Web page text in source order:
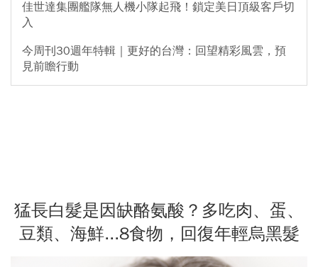
佳世達集團艦隊無人機小隊起飛！鎖定美日頂級客戶切
入
今周刊30週年特輯｜更好的台灣：回望精彩風雲，預
見前瞻行動
猛長白髮是因缺酪氨酸？多吃肉、蛋、
豆類、海鮮...8食物，回復年輕烏黑髮